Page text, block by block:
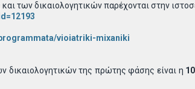
των δικαιολογητικών παρέχονται στην
vioiatriki-mixaniki
δικαιολογητικών της πρώτης φάσης είναι η